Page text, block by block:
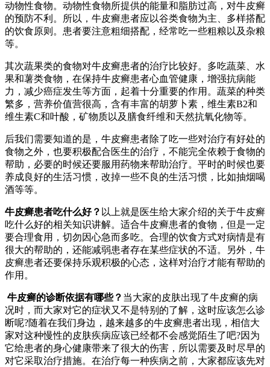
动物性食物。动物性食物所提供的能量和脂肪过高，对牛皮癣
的预防不利。所以，牛皮癣患者应以谷类食物为主、多样搭配
的饮食原则。患者要注意粗细搭配，经常吃一些粗粮以及杂粮
等。
其次蔬果类的食物对牛皮癣患者的治疗比较好。多吃蔬菜、水
果和薯类食物，在保持牛皮癣患者心血管健康，增强抗病能
力，减少癌症发生等方面，起着十分重要的作用。蔬菜的种类
繁多，营养价值营很高，含有丰富的胡萝卜素，维生素B2和
维生素C和叶酸，矿物质以及膳食纤维和天然抗氧化物等。
后我们需要知道的是，牛皮癣患者除了吃一些对治疗有好处的
食物之外，也要积极配合医生的治疗，不能完全依赖于食物的
帮助，必要的时候还要服用药物来帮助治疗。平时的时候也要
养成良好的生活习惯，改掉一些不良的生活习惯，比如抽烟喝
酒等等。
牛皮癣患者吃什么好？ 以上就是医生给大家介绍的关于牛皮癣
吃什么好的相关知识讲解。适合牛皮癣患者的食物，但是一定
要合理食用，切勿因心急而多吃。合理的饮食方式对病情是有
很大的帮助的，还能减弱患者存在某些症状的不适。另外，牛
皮癣患者还要保持乐观积极的心态，这样对治疗才能有帮助的
作用。
牛皮癣的诊断依据有哪些？ 当大家的皮肤出现了牛皮癣的病
况时，而大家对它的症状又不是特别的了解，这时应该怎么诊
断呢?随着在我们身边，越来越多的牛皮癣患者出现，相信大
家对这种慢性的皮肤疾病应该已经都不会感觉陌生了吧?因为
它给患者的身心健康带来了很大的伤害，所以需要及时尽早的
对它采取治疗措施。在治疗每一种疾病之前，大家都应该先对